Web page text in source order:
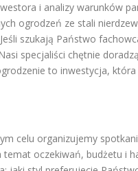
i analizy warunków
ogrodzeń ze stali
szukają Państwo
specjaliści chętnie
to inwestycja,
celu organizujemy
oczekiwań, budżetu i